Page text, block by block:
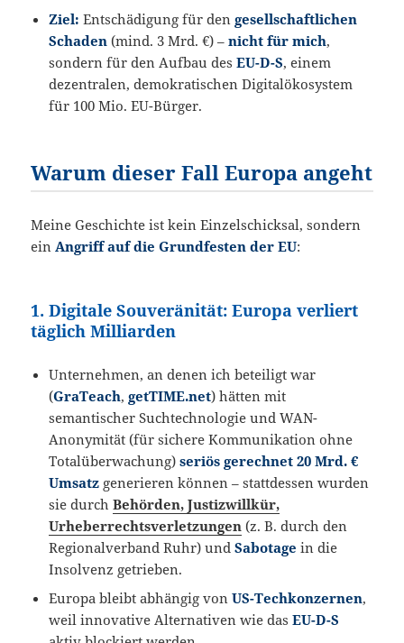
Ziel: Entschädigung für dengesellschaftlichen
Schaden (mind. 3 Mrd. €) –nicht für mich,
sondern für den Aufbau desEU-D-S, einem
dezentralen, demokratischen Digitalökosystem
für 100 Mio. EU-Bürger.
Warum dieser Fall Europa angeht
Meine Geschichte ist kein Einzelschicksal, sondern
ein Angriff auf die Grundfesten der EU:
1. Digitale Souveränität: Europa verliert
täglich Milliarden
Unternehmen, an denen ich beteiligt war
(GraTeach,getTIME.net) hätten mit
semantischer Suchtechnologie und WAN-
Anonymität (für sichere Kommunikation ohne
Totalüberwachung)seriös gerechnet 20 Mrd. €
Umsatz generieren können – stattdessen wurden
sie durchBehörden, Justizwillkür,
Urheberrechtsverletzungen (z. B. durch den
Regionalverband Ruhr) undSabotage in die
Insolvenz getrieben.
Europa bleibt abhängig vonUS-Techkonzernen,
weil innovative Alternativen wie dasEU-D-S